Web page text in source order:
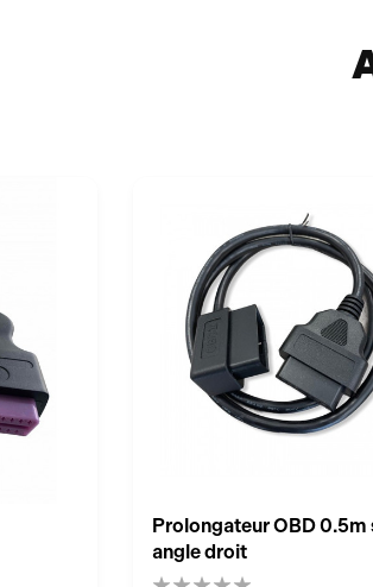
Prolongateur OBD 0.5m
angle droit